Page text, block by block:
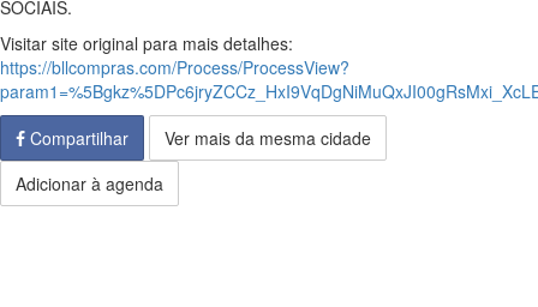
SOCIAIS.
Visitar site original para mais detalhes:
https://bllcompras.com/Process/ProcessView?
Compartilhar
Ver mais da mesma cidade
Adicionar à agenda